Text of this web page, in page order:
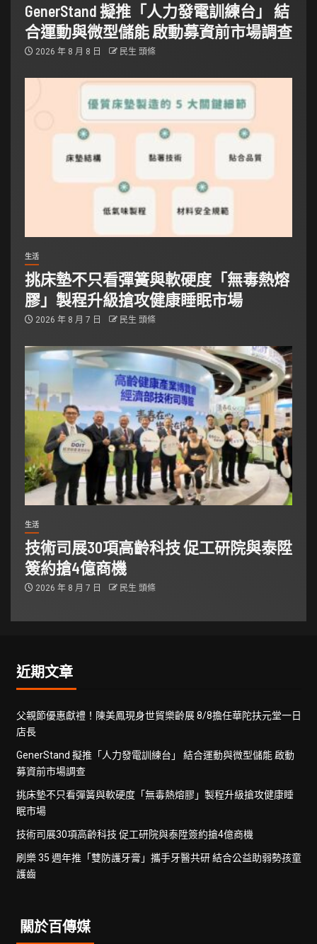
GenerStand 擬推「人力發電訓練台」 結
合運動與微型儲能 啟動募資前市場調查
2026 年 8 月 8 日 民生 頭條
生活
挑床墊不只看彈簧與軟硬度「無毒熱熔
膠」製程升級搶攻健康睡眠市場
2026 年 8 月 7 日 民生 頭條
生活
技術司展30項高齡科技 促工研院與泰陞
簽約搶4億商機
2026 年 8 月 7 日 民生 頭條
近期文章
父親節優惠獻禮！陳美鳳現身世貿樂齡展 8/8擔任華陀扶元堂一日
店長
GenerStand 擬推「人力發電訓練台」 結合運動與微型儲能 啟動
募資前市場調查
挑床墊不只看彈簧與軟硬度「無毒熱熔膠」製程升級搶攻健康睡
眠市場
技術司展30項高齡科技 促工研院與泰陞簽約搶4億商機
刷樂 35 週年推「雙防護牙膏」攜手牙醫共研 結合公益助弱勢孩童
護齒
關於百傳媒